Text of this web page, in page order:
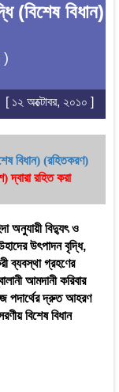
(বিশেষ বিধান)
)
[ ১২ অক্টোবর, ২০১০ ]
বিধান) (রহিতকরণ)
দ্বারা রহিত করা
অনুযায়ী বিদ্যুৎ ও
উৎপাদন বৃদ্ধি,
ব্যবস্থা গ্রহণের
আমদানী করিবার
পদার্থের দ্রুত আহরণ
বিশেষ বিধান